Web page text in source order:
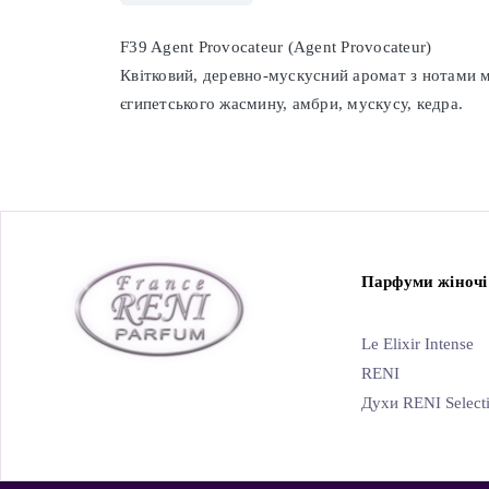
F39 Agent Provocateur (Agent Provocateur)
Квітковий, деревно-мускусний аромат з нотами
єгипетського жасмину, амбри, мускусу, кедра.
Парфуми жіночі
Le Elixir Intense
RENI
Духи RENI